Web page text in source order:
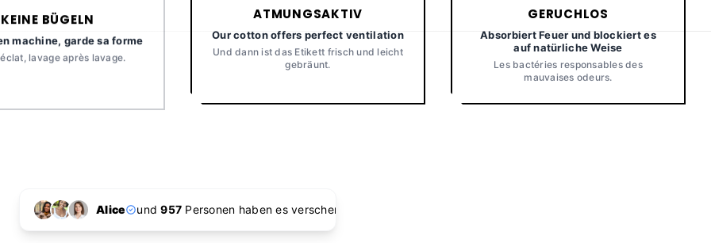
KEINE BÜGELN
machine, garde sa forme
lavage après lavage.
ATMUNGSAKTIV
Our cotton offers perfect ventilation
Und dann ist das Etikett frisch und leicht
gebräunt.
GERUCHLOS
Absorbiert Feuer und blockiert es
auf natürliche Weise
Les bactéries responsables des
mauvaises odeurs.
Alice und957 Personen haben es verschenkt!